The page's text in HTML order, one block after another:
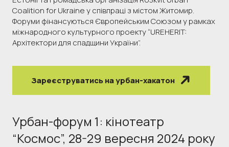
Coalition for Ukraine у ​​співпраці з містом Житомир.
Форуми фінансуються Європейським Союзом у рамках
міжнародного культурного проекту “UREHERIT:
Архітектори для спадщини України”.
Зареєструватись на урбан-хакатон
Урбан-форум 1: кінотеатр
“Космос”, 28-29 вересня 2024 року